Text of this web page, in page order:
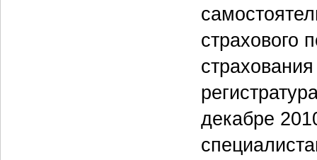
страхового
декабре